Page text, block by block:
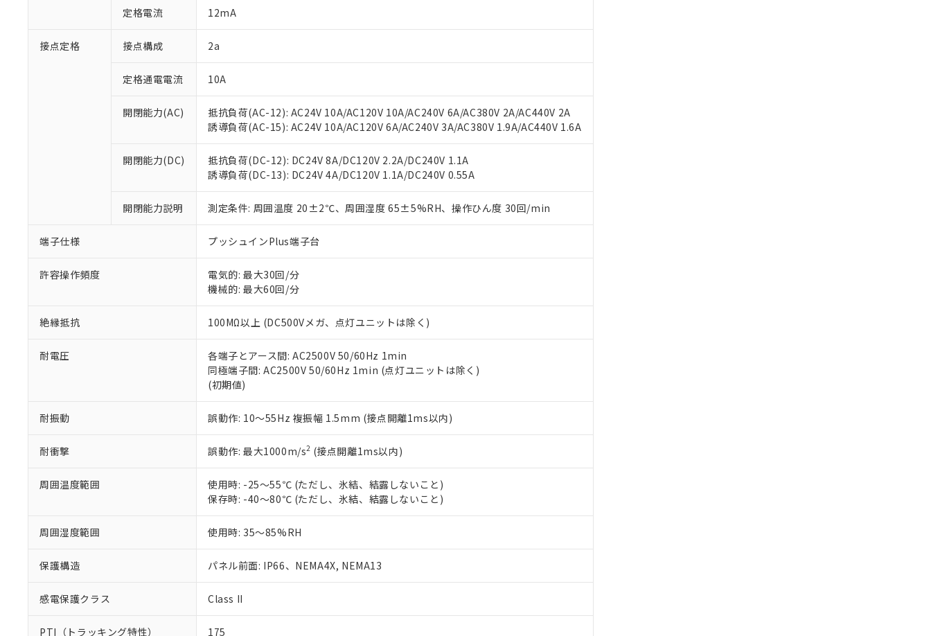
定格電流 12mA
接点定格 接点構成 2a
定格通電電流 10A
開閉能力(AC)
抵抗負荷(AC-12): AC24V 10A/AC120V 10A/AC240V 6A/AC380V 2A/AC440V 2A
誘導負荷(AC-15): AC24V 10A/AC120V 6A/AC240V 3A/AC380V 1.9A/AC440V 1.6A
開閉能力(DC)
抵抗負荷(DC-12): DC24V 8A/DC120V 2.2A/DC240V 1.1A
誘導負荷(DC-13): DC24V 4A/DC120V 1.1A/DC240V 0.55A
開閉能力説明 測定条件: 周囲温度 20±2℃、周囲湿度 65±5%RH、操作ひん度 30回/min
端子仕様 プッシュインPlus端子台
許容操作頻度
電気的: 最大30回/分
機械的: 最大60回/分
絶縁抵抗 100MΩ以上 (DC500Vメガ、点灯ユニットは除く)
耐電圧
各端子とアース間: AC2500V 50/60Hz 1min
同極端子間: AC2500V 50/60Hz 1min (点灯ユニットは除く)
(初期値)
耐振動 誤動作: 10～55Hz 複振幅 1.5mm (接点開離1ms以内)
耐衝撃 誤動作: 最大1000m/s2 (接点開離1ms以内)
周囲温度範囲
使用時: -25～55℃ (ただし、氷結、結露しないこと)
保存時: -40～80℃ (ただし、氷結、結露しないこと)
周囲湿度範囲 使用時: 35～85%RH
保護構造 パネル前面: IP66、NEMA4X, NEMA13
感電保護クラス Class II
PTI（トラッキング特性） 175
い。
正式な納期状況および標準価格はお客様のお取引先、またはお客様担当のオムロン制御機器販売店・
当社販売員にご相談ください。
オムロン制御機器販売店や当社販売拠点は「販売ネットワーク
」をご確認ください。
在庫状況および標準価格結果を当社の事前の承諾なく第三者に漏洩または開示しないようお願いしま
す。
マイパーツ機能（部品リスト作成サービス）をご利用いただくには、I-Webメンバーズにご登録され
お客様が当ウェブサイト上で当社にご登録された部品リストについて、当社および当社の共同利用者
が、当社の製品・サービスに関するお客様との取引・商談に必要な範囲で利用することをご了承くだ
さい。
※当社の共同利用者とは、"個人情報の共同利用に関して"
の「1.共同利用者の範囲」に記載されて
いる法人を指します。
但し、RoHS指令で産業用監視および制御機器に対する適用除外項目は除く。
※2 対応予定月
部品在庫の切り替え状況などにより、予定月が前後することがあります。
※3 非含有証明書ダウンロード
下記の非含有証明書をダウンロードすることができます。
EU RoHS指令（10物質）の非含有証明書
51物質の非含有証明書（当社基準）
※本証明書は発行日時点で非含有を証明するもので、過去に遡って非含有を証明するものではありません。
また、RoHS指令のフタル酸エステル類４物質の対応では、対応完了までの期間は出荷製品に未対応品が
混在することから備考欄に対応日を記載しておりました。
り割愛しております。
「○」：最大均質材料含有率が中国RoHSの基準値以下であることを示します。
「×」：最大均質材料含有率が中国RoHSの基準値を超えていることを示します。
*中国RoHS10物質の基準値 (GB/T26572)：
Pb(鉛) :1000ppm、 Hg(水銀) : 1000ppm、 Cd(カドミウム) : 100ppm、
Cr(Ⅵ)(六価クロム) : 1000ppm、 PBBs(ポリ臭化ビフェニル類) : 1000ppm、 PBDEs(ポリ臭化ジフェニルエーテル類) : 1000ppm、
DBP(フタル酸ジブチル) : 1000ppm、 DIBP(フタル酸ジイソブチル) : 1000ppm、 BBP(フタル酸ブチルベンジル) : 1000ppm、
DEHP(フタル酸ビス(2-エチルヘキシル)) : 1000ppm
※2 環境保護使用期限
「ｅ」：有害物質（10物質）のすべてが基準値以下であることを示します。
「10」：通常の使用状況下において有害物質が外部に漏えいし、環境に深刻な影響を及ぼさない年数を意
味します。
当社は、これら貴社製品のうち、外国為替および外国貿易法に定める商品（以下｢規制貨物等」とい
当社は貴社製品を、核兵器、ミサイル、化学兵器、生物兵器またはその他武器並びにこれらの製造装
置等に一切使用いたしません。
当社は、貴社製品を第三者に販売する場合は、上記1、2および3の内容を当該第三者に通知します。
また当社は、販売先および販売に係わる関係者が違法に輸出するおそれがある場合は、取り引きをい
たしません。
号
○ 一定数以上の在庫あり
△ 一定数には満たないが在庫あり
－
在庫なし(最新の在庫状況については、お客様のお取引先、またはお客様担当のオムロン制御
機器販売店・当社販売員にご確認ください)
空
白
受注生産機種、また在庫状況の情報を公開していない機種